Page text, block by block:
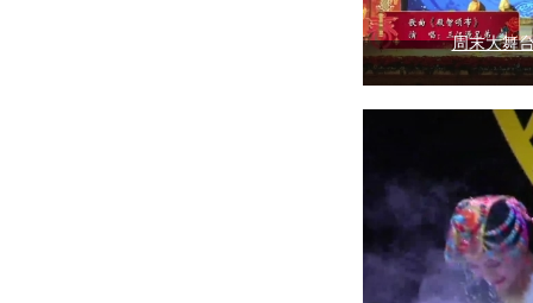
周末大舞